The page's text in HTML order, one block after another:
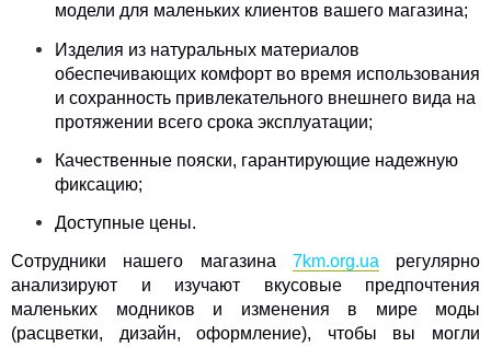
модели для маленьких клиентов вашего магазина;
Изделия из натуральных материалов
обеспечивающих комфорт во время использования
и сохранность привлекательного внешнего вида на
протяжении всего срока эксплуатации;
Качественные пояски, гарантирующие надежную
фиксацию;
Доступные цены.
Сотрудники нашего магазина 7km.org.ua
регулярно
анализируют и изучают вкусовые предпочтения
маленьких модников и изменения в мире моды
(расцветки, дизайн, оформление), чтобы вы могли